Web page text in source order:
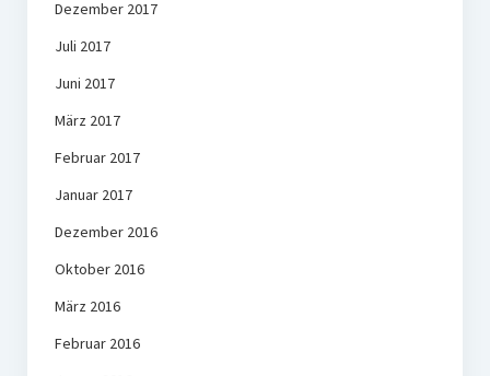
Dezember 2017
Juli 2017
Juni 2017
März 2017
Februar 2017
Januar 2017
Dezember 2016
Oktober 2016
März 2016
Februar 2016